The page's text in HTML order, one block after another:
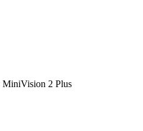
MiniVision 2 Plus